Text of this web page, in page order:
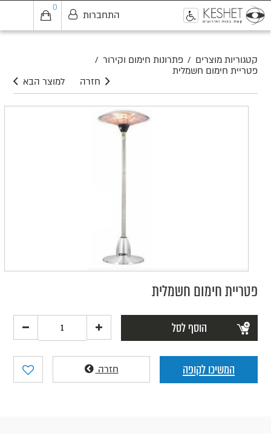
0
התחברות
קטגוריות מוצרים / פתרונות חימום וקירור /
פטריית חימום חשמלית
למוצר הבא
חזרה
פטריית חימום חשמלית
הוסף לסל
המשיכו לקופה חזרה